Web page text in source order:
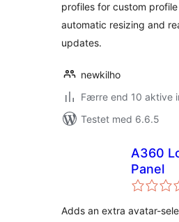
profiles for custom
automatic resizing and
updates.
newkilho
Færre end 10 aktive
Testet med 6.6.5
A360
Panel
Adds an extra avatar-